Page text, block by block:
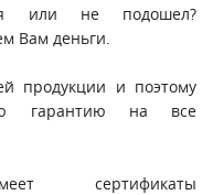
или не подошел?
Вам деньги.
продукции и поэтому
гарантию на все
сертификаты